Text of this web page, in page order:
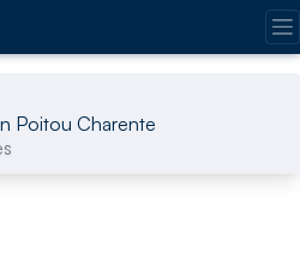
Poitou Charente